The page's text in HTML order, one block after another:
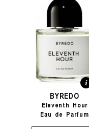
BYREDO
Eleventh Hour
Eau de Parfum